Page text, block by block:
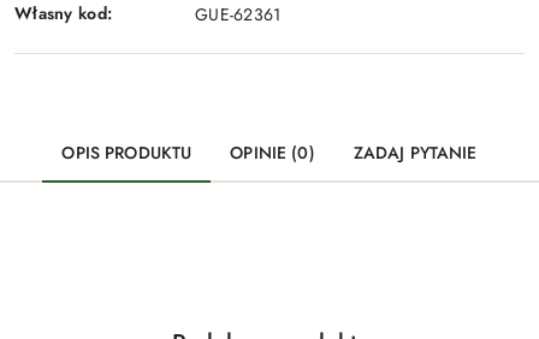
Własny kod: GUE-62361
OPIS PRODUKTU OPINIE (0) ZADAJ PYTANIE